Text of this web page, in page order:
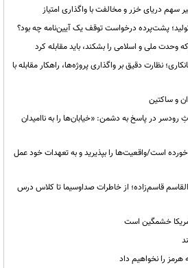
سهم دریای خزر و مخالفت با واگذاری امتیاز
پشت‌پرده درخواست توقف یک آیین‌نامه چه بود؟
وحدت ملی و اسلامی را بشکند، باید مقابله کرد
نظارت دقیق بر واگذاری پروژه‌ها، راهکار مقابله با
و ساکتین
رودسر در پاسخ به دشمن: «خیابان‌ها را به ناامیدان
است/واقعیت‌ها را بپذیرید و به تعهدات خود عمل
قاسم‌زاده؛ از خاطرات صداوسیما تا کلاس درس
خشمگین است
را نخواهیم داد